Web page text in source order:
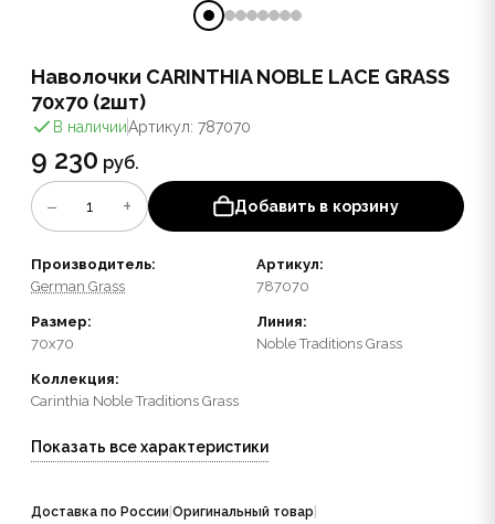
Наволочки CARINTHIA NOBLE LACE GRASS
70х70 (2шт)
В наличииАртикул: 787070
9 230 руб.
− 1 + Добавить в корзину
Производитель:
German Grass
Артикул:
787070
Размер:
70x70
Линия:
Noble Traditions Grass
Коллекция:
Carinthia Noble Traditions Grass
Показать все характеристики
Доставка по России Оригинальный товар